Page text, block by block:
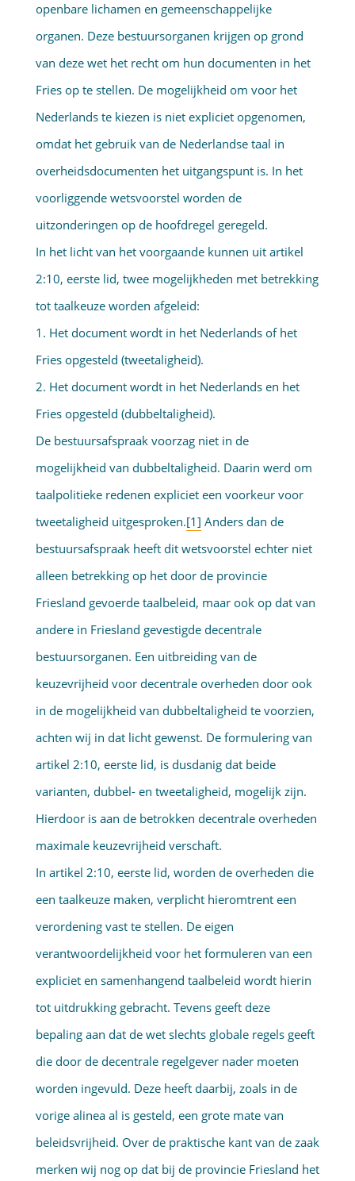
openbare lichamen en gemeenschappelijke
organen. Deze bestuursorganen krijgen op grond
van deze wet het recht om hun documenten in het
Fries op te stellen. De mogelijkheid om voor het
Nederlands te kiezen is niet expliciet opgenomen,
omdat het gebruik van de Nederlandse taal in
overheidsdocumenten het uitgangspunt is. In het
voorliggende wetsvoorstel worden de
uitzonderingen op de hoofdregel geregeld.
In het licht van het voorgaande kunnen uit artikel
2:10, eerste lid, twee mogelijkheden met betrekking
tot taalkeuze worden afgeleid:
1. Het document wordt in het Nederlands of het
Fries opgesteld (tweetaligheid).
2. Het document wordt in het Nederlands en het
Fries opgesteld (dubbeltaligheid).
De bestuursafspraak voorzag niet in de
mogelijkheid van dubbeltaligheid. Daarin werd om
taalpolitieke redenen expliciet een voorkeur voor
tweetaligheid uitgesproken.[1] Anders dan de
bestuursafspraak heeft dit wetsvoorstel echter niet
alleen betrekking op het door de provincie
Friesland gevoerde taalbeleid, maar ook op dat van
andere in Friesland gevestigde decentrale
bestuursorganen. Een uitbreiding van de
keuzevrijheid voor decentrale overheden door ook
in de mogelijkheid van dubbeltaligheid te voorzien,
achten wij in dat licht gewenst. De formulering van
artikel 2:10, eerste lid, is dusdanig dat beide
varianten, dubbel- en tweetaligheid, mogelijk zijn.
Hierdoor is aan de betrokken decentrale overheden
maximale keuzevrijheid verschaft.
In artikel 2:10, eerste lid, worden de overheden die
een taalkeuze maken, verplicht hieromtrent een
verordening vast te stellen. De eigen
verantwoordelijkheid voor het formuleren van een
expliciet en samenhangend taalbeleid wordt hierin
tot uitdrukking gebracht. Tevens geeft deze
bepaling aan dat de wet slechts globale regels geeft
die door de decentrale regelgever nader moeten
worden ingevuld. Deze heeft daarbij, zoals in de
vorige alinea al is gesteld, een grote mate van
beleidsvrijheid. Over de praktische kant van de zaak
merken wij nog op dat bij de provincie Friesland het